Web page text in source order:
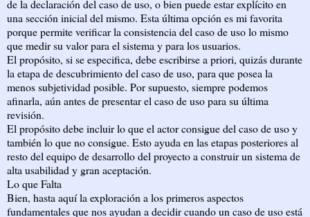
de la declaración del caso de uso, o bien puede estar explícito en
una sección inicial del mismo. Esta última opción es mi favorita
porque permite verificar la consistencia del caso de uso lo mismo
que medir su valor para el sistema y para los usuarios.
El propósito, si se especifica, debe escribirse a priori, quizás durante
la etapa de descubrimiento del caso de uso, para que posea la
menos subjetividad posible. Por supuesto, siempre podemos
afinarla, aún antes de presentar el caso de uso para su última
revisión.
El propósito debe incluir lo que el actor consigue del caso de uso y
también lo que no consigue. Esto ayuda en las etapas posteriores al
resto del equipo de desarrollo del proyecto a construir un sistema de
alta usabilidad y gran aceptación.
Lo que Falta
Bien, hasta aquí la exploración a los primeros aspectos
fundamentales que nos ayudan a decidir cuando un caso de uso está